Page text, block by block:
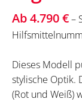
Ab 4.790 €–
Dieses Modell
stylische Optik.
(Rot und Weiß)